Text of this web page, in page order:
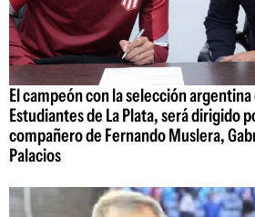
El campeón con la selección
Estudiantes de La Plata, será dirigido
compañero de Fernando Muslera,
Palacios